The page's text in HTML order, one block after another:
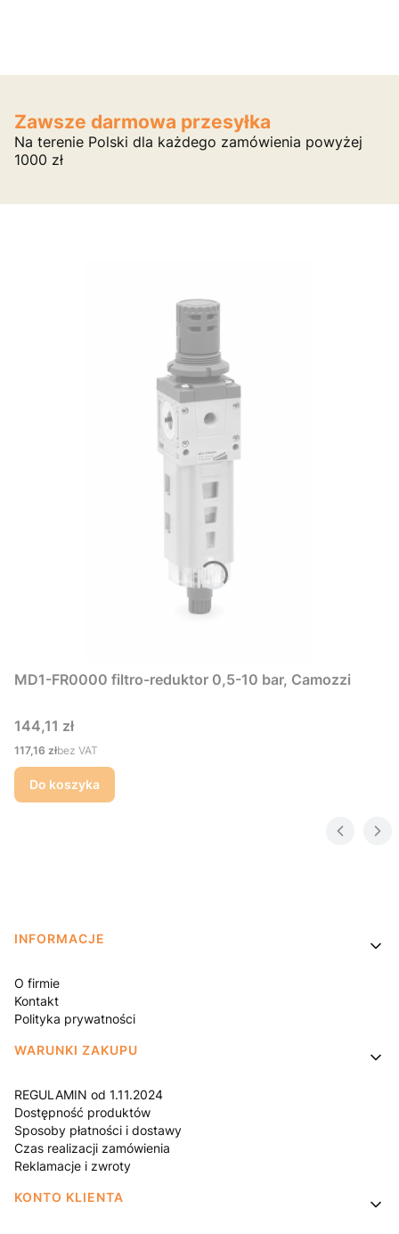
Zawsze darmowa przesyłka
Na terenie Polski dla każdego zamówienia powyżej
1000 zł
MD1-FR0000 filtro-reduktor 0,5-10 bar, Camozzi
Cena
144,11 zł
Cena
117,16 złbez VAT
Do koszyka
Linki w stopce
INFORMACJE
O firmie
Kontakt
Polityka prywatności
WARUNKI ZAKUPU
REGULAMIN od 1.11.2024
Dostępność produktów
Sposoby płatności i dostawy
Czas realizacji zamówienia
Reklamacje i zwroty
KONTO KLIENTA